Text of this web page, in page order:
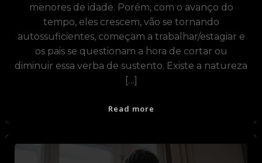
menores de idade. Porém, com o avanço do
tempo, eles crescem, vão se tornando
autossuficientes, começam a trabalhar/estagiar e
os pais se questionam a hora de cortar ou
diminuir essa verba de sustento. Existe a natureza
[…]
Read more